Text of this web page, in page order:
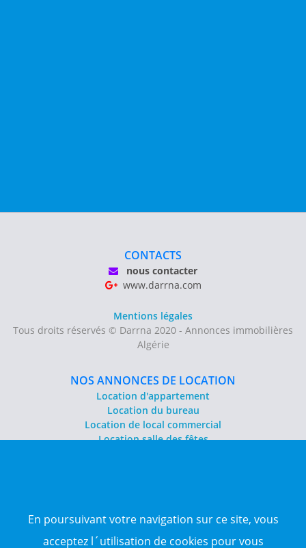
En poursuivant votre navigation sur ce site, vous
acceptez l´utilisation de cookies pour vous
CONTACTS
nous contacter
www.darrna.com
Mentions légales
Tous droits réservés © Darrna 2020 - Annonces immobilières
Algérie
NOS ANNONCES DE LOCATION
Location d'appartement
Location du bureau
Location de local commercial
Location salle des fêtes
Vente terrain